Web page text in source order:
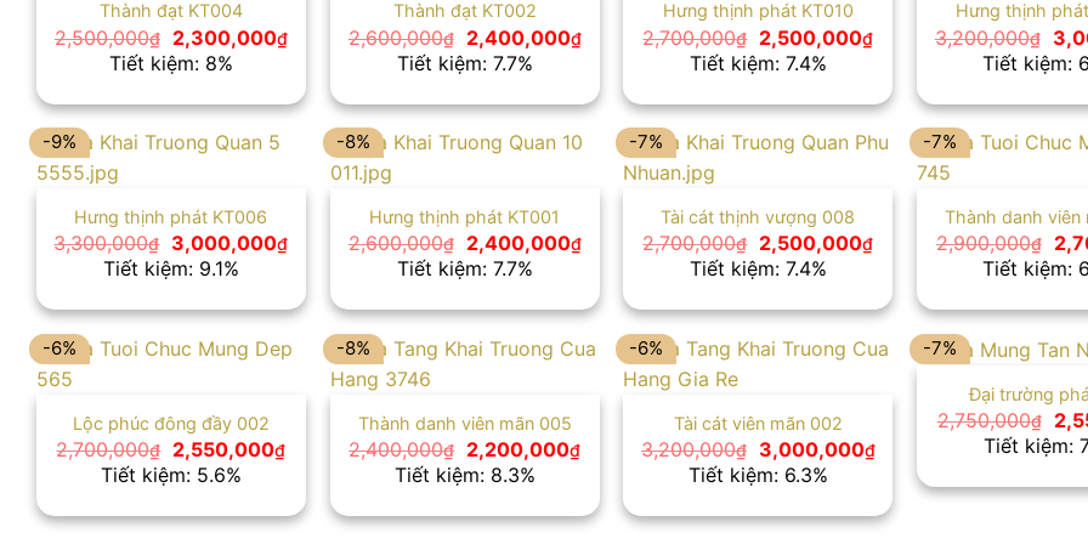
Thành đạt KT004
2,500,000₫
Giá
gốc
là:
2,300,000₫Giá
hiện
là:
2,300,000₫.
Tiết kiệm: 8%
Thành đạt KT002
2,600,000₫
Giá
gốc
là:
2,400,000₫Giá
hiện
là:
2,400,000₫.
Tiết kiệm: 7.7%
Hưng thịnh phát KT010
2,700,000₫
Giá
gốc
là:
2,500,000₫Giá
là:
2,500,000₫.
Tiết kiệm: 7.4%
Hưng thịnh
3,200,000₫
Giá
gốc
là:
Tiết kiệm:
-9%
Hưng thịnh phát KT006
3,300,000₫
Giá
gốc
là:
3,000,000₫Giá
là:
3,000,000₫.
Tiết kiệm: 9.1%
-8%
Hưng thịnh phát KT001
2,600,000₫
Giá
gốc
là:
2,400,000₫Giá
hiện
là:
2,400,000₫.
Tiết kiệm: 7.7%
-7%
Tài cát thịnh vượng 008
2,700,000₫
Giá
gốc
là:
2,500,000₫Giá
là:
2,500,000₫.
Tiết kiệm: 7.4%
-7%
Thành danh viên
2,900,000₫
Giá
gốc
là:
Tiết kiệm:
-6%
Lộc phúc đông đầy 002
2,700,000₫
Giá
gốc
là:
2,550,000₫Giá
là:
2,550,000₫.
Tiết kiệm: 5.6%
-8%
Thành danh viên mãn 005
2,400,000₫
Giá
gốc
là:
2,200,000₫Giá
là:
2,200,000₫.
Tiết kiệm: 8.3%
-6%
Tài cát viên mãn 002
3,200,000₫
Giá
gốc
là:
3,000,000₫Giá
hiện
là:
3,000,000₫.
Tiết kiệm: 6.3%
-7%
Đại trường
2,750,000₫
Giá
gốc
là:
Tiết kiệm: